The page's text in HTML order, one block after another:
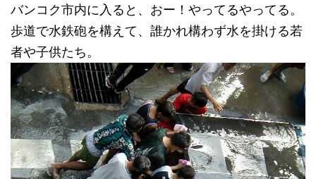
バンコク市内に入ると、おー！やってるやってる。
歩道で水鉄砲を構えて、誰かれ構わず水を掛ける若
者や子供たち。